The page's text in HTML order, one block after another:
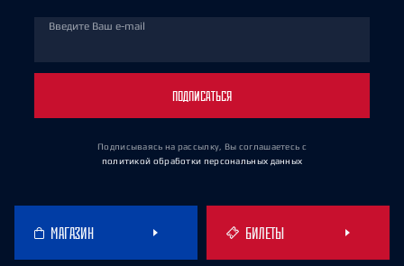
Введите Ваш e-mail
ПОДПИСАТЬСЯ
Подписываясь на рассылку, Вы соглашаетесь с
политикой обработки персональных данных
МАГАЗИН БИЛЕТЫ